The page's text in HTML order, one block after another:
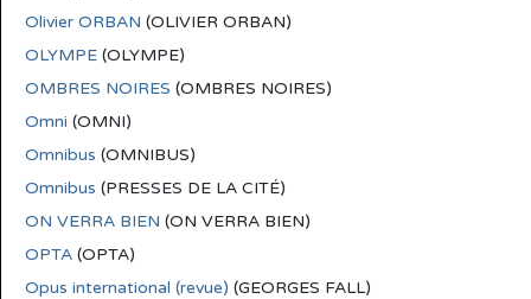
Olivier ORBAN (OLIVIER ORBAN)
OLYMPE (OLYMPE)
OMBRES NOIRES (OMBRES NOIRES)
Omni (OMNI)
Omnibus (OMNIBUS)
Omnibus (PRESSES DE LA CITÉ)
ON VERRA BIEN (ON VERRA BIEN)
OPTA (OPTA)
Opus international (revue) (GEORGES FALL)